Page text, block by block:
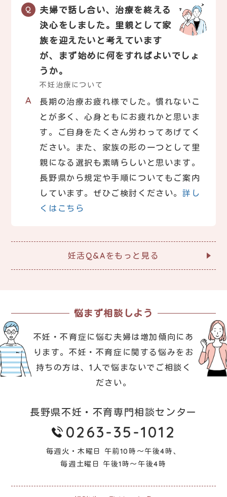
夫婦で話し合い、治療を終える
決心をしました。里親として家
族を迎えたいと考えています
が、まず始めに何をすればよいでしょ
うか。
不妊治療について
長期の治療お疲れ様でした。慣れないこ
とが多く、心身ともにお疲れかと思いま
す。ご自身をたくさん労わってあげてく
ださい。また、家族の形の一つとして里
親になる選択も素晴らしいと思います。
長野県から規定や手順についてもご案内
しています。ぜひご検討ください。詳し
くはこちら
妊活Q&Aをもっと見る
悩まず相談しよう
不妊・不育症に悩む夫婦は増加傾向にあ
ります。 不妊・不育症に関する悩みをお
持ちの方は、1人で悩まないでご相談く
ださい。
長野県不妊・不育専門相談センター
0263-35-1012
毎週火・木曜日 午前10時～午後4時、
毎週土曜日 午後1時～午後4時